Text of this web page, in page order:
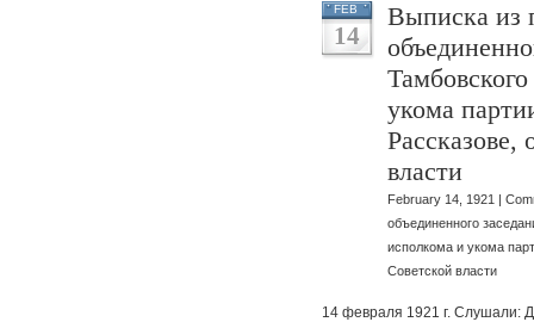
FEB
14
Выписка из
укома
Рассказове,
власти
February 14, 1921 |
объединенного
исполкома и укома
Советской власти
14 февраля 1921 г. Слушали: